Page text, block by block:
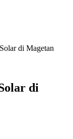
di Magetan
di